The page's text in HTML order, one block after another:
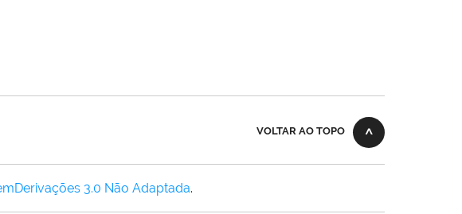
VOLTAR AO TOPO
3.0 Não Adaptada.